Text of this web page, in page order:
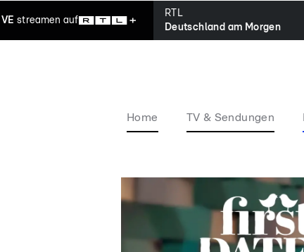
streamen auf
RTL
Deutschland am Morgen
Home TV & Sendungen